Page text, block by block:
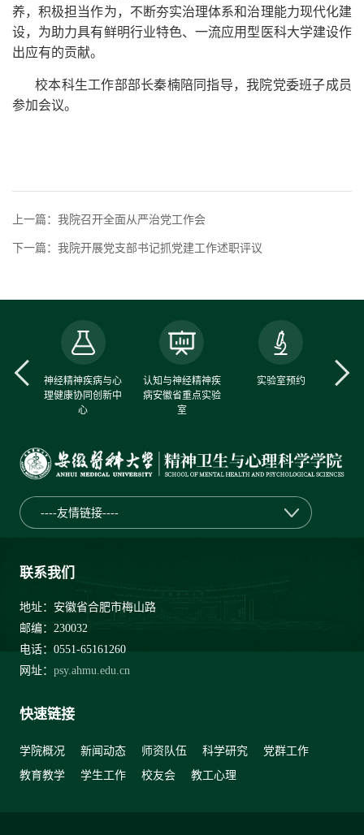
养，积极担当作为，不断夯实治理体系和治理能力现代化建
设，为助力具有鲜明行业特色、一流应用型医科大学建设作
出应有的贡献。
校本科生工作部部长秦楠陪同指导，我院党委班子成员
参加会议。
上一篇：我院召开全面从严治党工作会
下一篇：我院开展党支部书记抓党建工作述职评议
心
神经精神疾病与心
理健康协同创新中
心
认知与神经精神疾
病安徽省重点实验
室
实验室预约
----友情链接----
联系我们
地址：安徽省合肥市梅山路
邮编：230032
电话：0551-65161260
网址： psy.ahmu.edu.cn
快速链接
学院概况 新闻动态 师资队伍 科学研究
党群工作
教育教学
学生工作 校友会 教工心理